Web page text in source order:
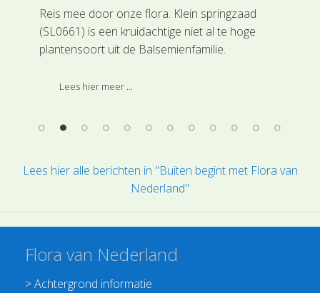
Reis mee door onze flora. Klein springzaad
(SL0661) is een kruidachtige niet al te hoge
plantensoort uit de Balsemienfamilie.
Lees hier meer ...
Lees hier alle berichten in "Buiten begint met Flora van
Nederland"
Flora van Nederland
>Achtergrond informatie